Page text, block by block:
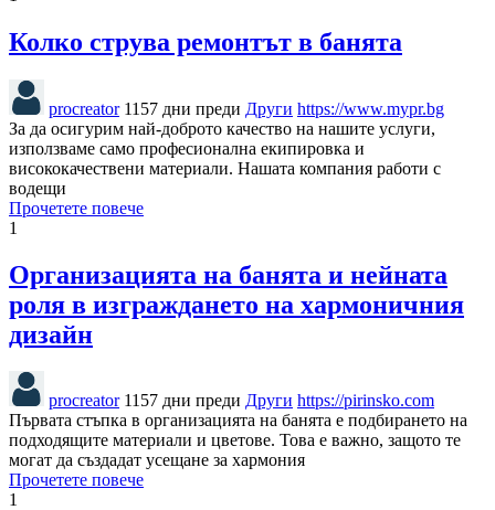
Колко струва ремонтът в банята
procreator 1157 дни преди Други https://www.mypr.bg
За да осигурим най-доброто качество на нашите услуги,
използваме само професионална екипировка и
висококачествени материали. Нашата компания работи с
водещи
Прочетете повече
1
Организацията на банята и нейната
роля в изграждането на хармоничния
дизайн
procreator 1157 дни преди Други https://pirinsko.com
Първата стъпка в организацията на банята е подбирането на
подходящите материали и цветове. Това е важно, защото те
могат да създадат усещане за хармония
Прочетете повече
1